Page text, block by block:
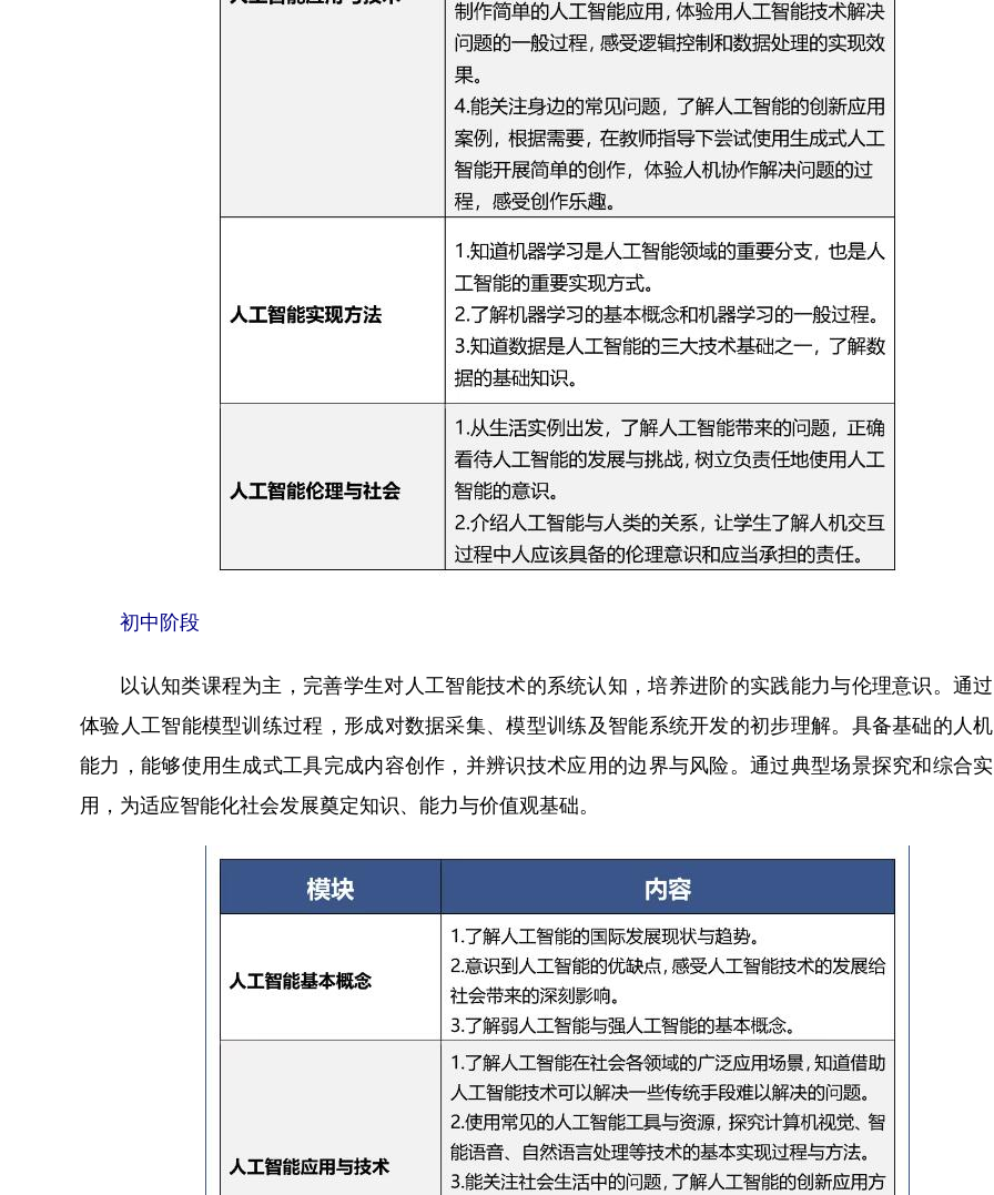
初中阶段
以认知类课程为主，完善学生对人工智能技术的系统认知，培养进阶的实践能力与伦理意识。通
体验人工智能模型训练过程，形成对数据采集、模型训练及智能系统开发的初步理解。具备基础的人
能力，能够使用生成式工具完成内容创作，并辨识技术应用的边界与风险。通过典型场景探究和综合
用，为适应智能化社会发展奠定知识、能力与价值观基础。